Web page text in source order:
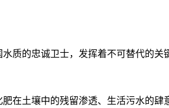
质的忠诚卫士，发挥着不可替代的关
在土壤中的残留渗透、生活污水的肆